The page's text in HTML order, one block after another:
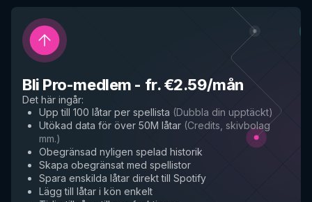
Bli Pro-medlem - fr. €2.59/mån
Det här ingår:
Upp till 100 låtar per spellista (Dubbla din upptäckt)
Utökad data för över 50M låtar (Credits, skivbolag
mm.)
Obegränsad nyligen spelad historik
Skapa obegränsat med spellistor
Spara enskilda låtar direkt till Spotify
Lägg till låtar i kön enkelt